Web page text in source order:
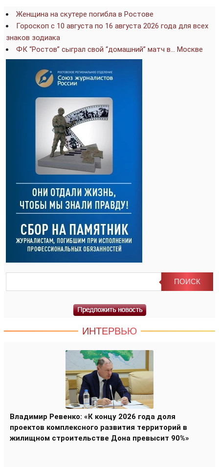
Женщина на скутере погибла в Ростове
Гороскоп с 10 августа по 16 августа 2026 года для всех
знаков зодиака
ФК “Ростов” сыграл свой “домашний” матч в… Москве
ИНТЕРВЬЮ
Владимир Ревенко: «К концу 2026 года доля
проектов комплексного развития территорий в
жилищном строительстве Дона превысит 90%»